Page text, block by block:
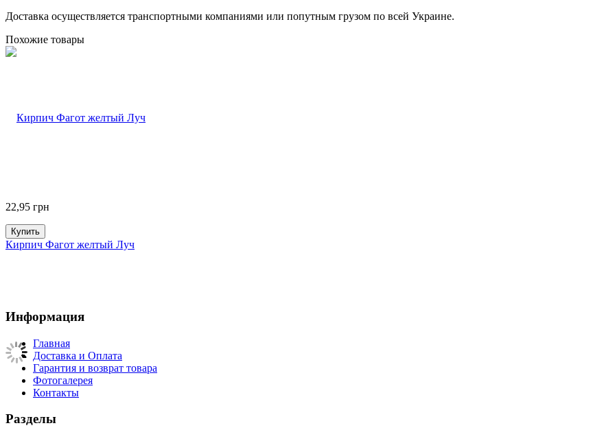
Доставка осуществляется транспортными компаниями или попутным грузом по всей Украине.
Похожие товары
22,95 грн
Купить
Кирпич Фагот желтый Луч
Информация
Главная
Доставка и Оплата
Гарантия и возврат товара
Фотогалерея
Контакты
Разделы